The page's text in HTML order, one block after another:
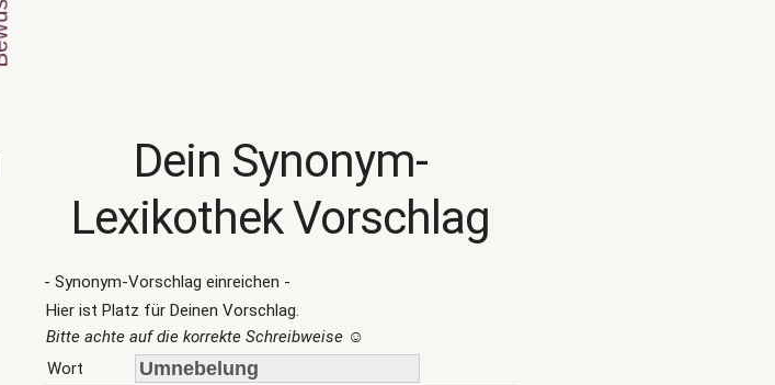
Dein Synonym-
Lexikothek Vorschlag
- Synonym-Vorschlag einreichen -
Hier ist Platz für Deinen Vorschlag.
Bitte achte auf die korrekte Schreibweise☺
Wort